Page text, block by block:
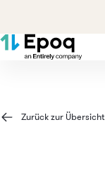
Zurück zur Übersicht